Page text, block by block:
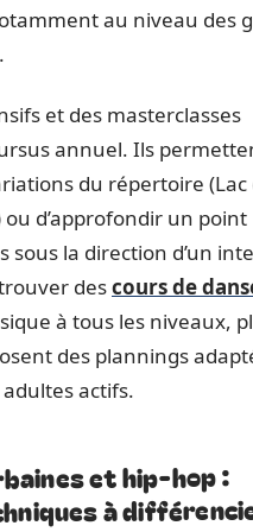
au niveau des
et des masterclasses
annuel. Ils
du répertoire (Lac
ou d’approfondir un point
sous la direction d’un
descours de
à tous les niveaux,
des plannings
actifs.
et hip-hop :
à